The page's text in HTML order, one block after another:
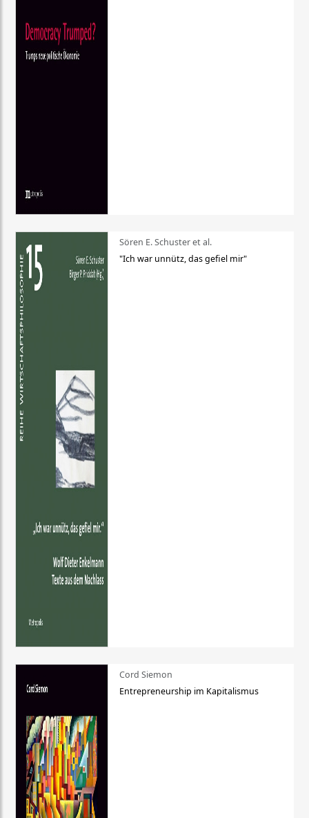
Sören E. Schuster et al.
"Ich war unnütz, das gefiel mir"
Cord Siemon
Entrepreneurship im Kapitalismus